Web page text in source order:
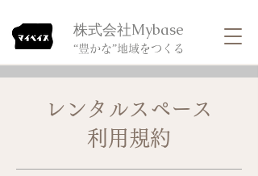
​“豊かな”地域をつくる
​株式会社Mybase
レンタルスペース
利用規約